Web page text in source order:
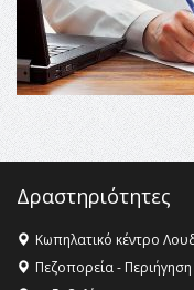
Όλυμπος
αγαθό εξέχουσας
ανθρωπότητα
16:18 - ΕΝΟΡΙΑΚΕΣ
ΣΤΗΝ ΕΔΕΣΣΑ
Δραστηριότητες
Κωπηλατικό κέντρο
Πεζοπορεία - Περιήγηση